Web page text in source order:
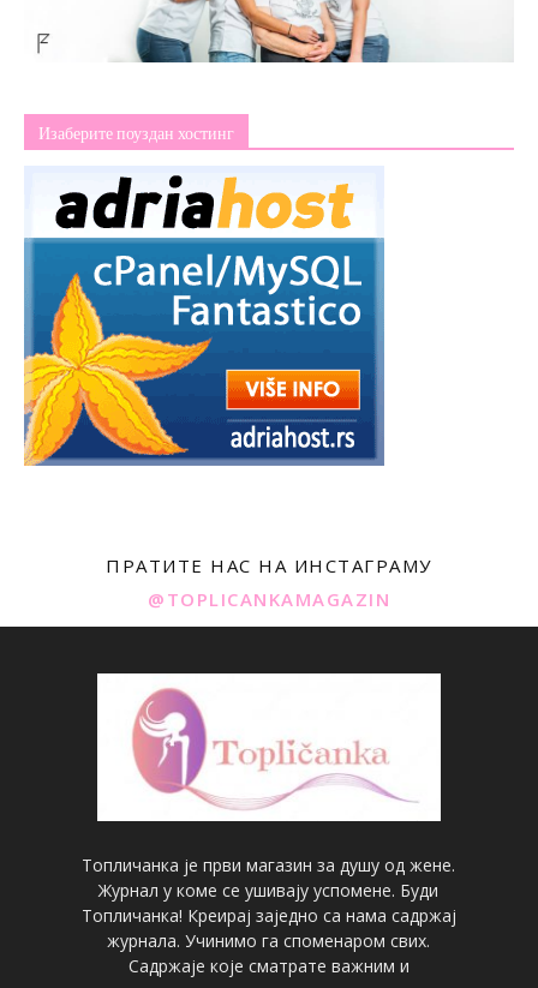
Изаберите поуздан хостинг
ПРАТИТЕ НАС НА ИНСТАГРАМУ
@TOPLICANKAMAGAZIN
Топличанка је први магазин за душу од жене.
Журнал у коме се ушивају успомене. Буди
Топличанка! Креирај заједно са нама садржај
журнала. Учинимо га споменаром свих.
Садржаје које сматрате важним и